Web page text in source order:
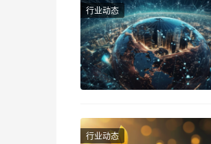
行业动态
行业动态